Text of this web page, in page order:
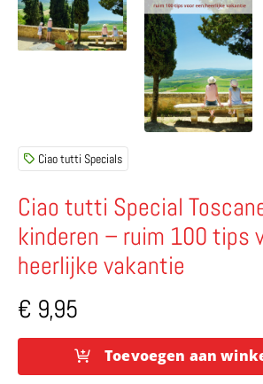
Ciao tutti Special
kinderen – ruim 100 tips
heerlijke vakantie
€ 9,95
Ciao tutti Specials
Ciao
Toevoegen aan